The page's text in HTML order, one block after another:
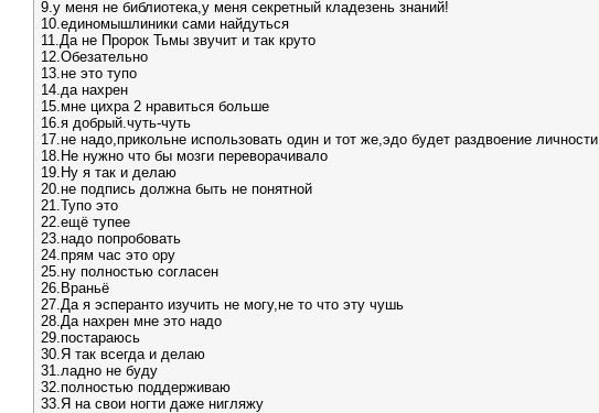
9.у меня не библиотека,у меня секретный кладезень знаний!
10.единомышлиники сами найдуться
11.Да не Пророк Тьмы звучит и так круто
12.Обезательно
13.не это тупо
14.да нахрен
15.мне цихра 2 нравиться больше
16.я добрый.чуть-чуть
17.не надо,прикольне использовать один и тот же,эдо будет раздвоение личности
18.Не нужно что бы мозги переворачивало
19.Ну я так и делаю
20.не подпись должна быть не понятной
21.Тупо это
22.ещё тупее
23.надо попробовать
24.прям час это ору
25.ну полностью согласен
26.Враньё
27.Да я эсперанто изучить не могу,не то что эту чушь
28.Да нахрен мне это надо
29.постараюсь
30.Я так всегда и делаю
31.ладно не буду
32.полностью поддерживаю
33.Я на свои ногти даже нигляжу